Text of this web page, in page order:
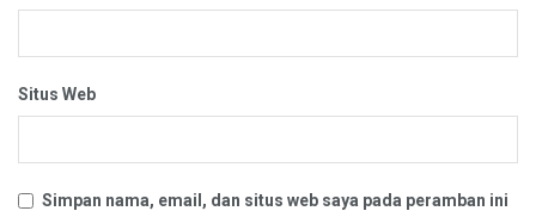
Situs Web
Simpan nama, email, dan situs web saya pada peramban ini